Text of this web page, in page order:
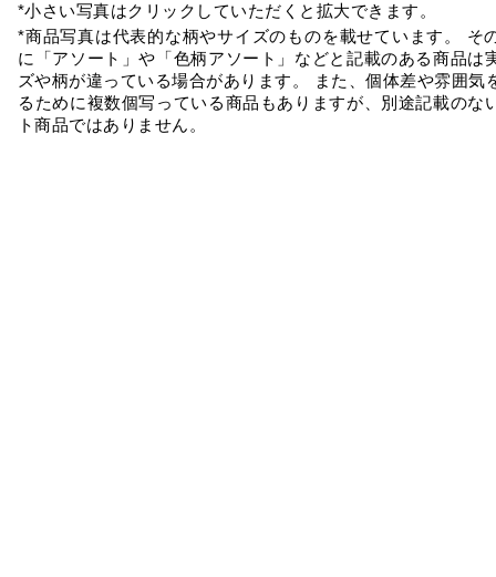
*小さい写真はクリックしていただくと拡大できます。
*商品写真は代表的な柄やサイズのものを載せています。 そ
に「アソート」や「色柄アソート」などと記載のある商品は
ズや柄が違っている場合があります。 また、個体差や雰囲気
るために複数個写っている商品もありますが、別途記載のな
ト商品ではありません。